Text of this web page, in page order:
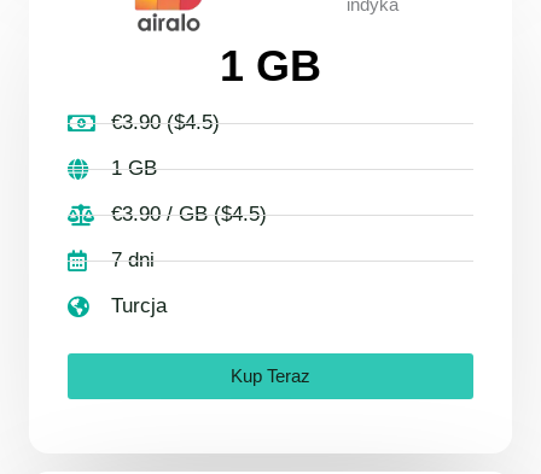
1 GB
€3.90 ($4.5)
1 GB
€3.90 / GB ($4.5)
7 dni
Turcja
Kup Teraz